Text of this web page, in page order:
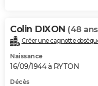
Colin DIXON (48
Créer une cagnotte
Naissance
16/09/1944 à RYTON
Décès